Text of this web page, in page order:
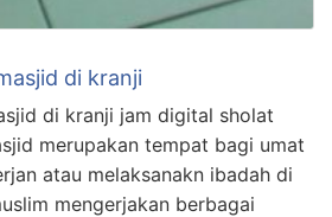
di kranji
di kranji jam digital sholat
merupakan tempat bagi umat
atau melaksanakn ibadah di
mengerjakan berbagai